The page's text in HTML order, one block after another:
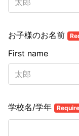
お子様のお名前
First name
学校名/学年